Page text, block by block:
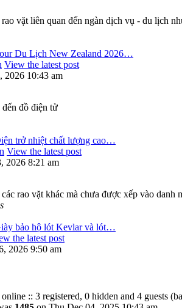
vặt liên quan đến ngàn dịch vụ - du lịch
Du Lịch New Zealand 2026…
View the latest post
2026 10:43 am
đồ điện tử
trở nhiệt chất lượng cao…
View the latest post
2026 8:21 am
rao vặt khác mà chưa được xếp vào danh
bảo hộ lót Kevlar và lót…
the latest post
2026 9:50 am
online :: 3 registered, 0 hidden and 4 guests